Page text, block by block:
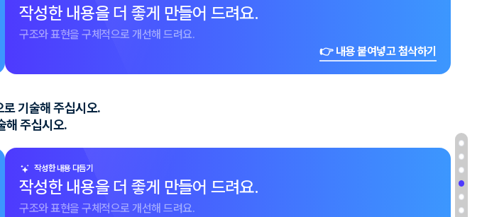
작성한 내용을 더 좋게 만들어 드려요.
구조와 표현을 구체적으로 개선해 드려요.
👉 내용 붙여넣고 첨삭하기
기술해 주십시오.
해 주십시오.
작성한 내용 다듬기
작성한 내용을 더 좋게 만들어 드려요.
구조와 표현을 구체적으로 개선해 드려요.